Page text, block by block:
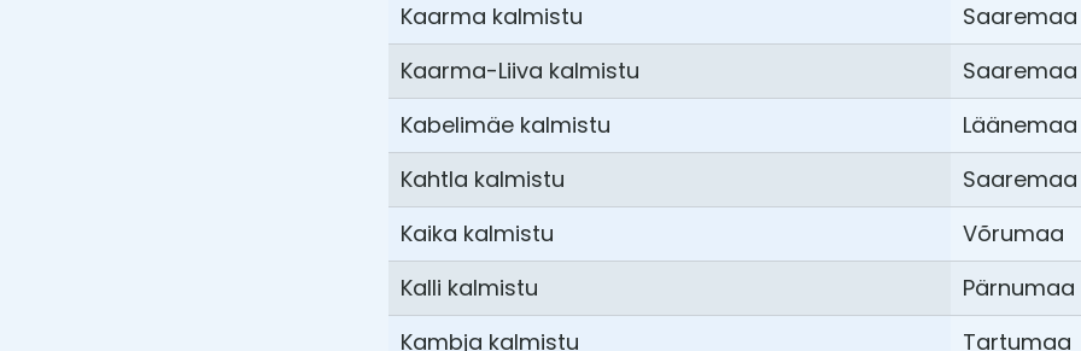
Kaarma kalmistu
Saaremaa
Kaarma-Liiva kalmistu
Saaremaa
Kabelimäe kalmistu
Läänemaa
Kahtla kalmistu
Saaremaa
Kaika kalmistu
Võrumaa
Kalli kalmistu
Pärnumaa
Kambja kalmistu
Tartumaa